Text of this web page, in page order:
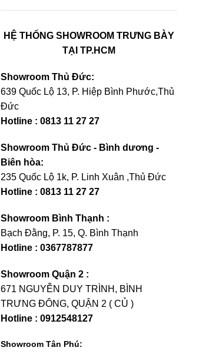
HỆ THỐNG SHOWROOM TRƯNG BÀY
TẠI TP.HCM
Showroom Thủ Đức:
639 Quốc Lộ 13, P. Hiệp Bình Phước,Thủ
Đức
Hotline : 0813 11 27 27
Showroom Thủ Đức - Bình dương -
Biên hòa:
235 Quốc Lộ 1k, P. Linh Xuân ,Thủ Đức
Hotline : 0813 11 27 27
Showroom Bình Thạnh :
Bạch Đằng, P. 15, Q. Bình Thạnh
Hotline : 0367787877
Showroom Quận 2 :
671 NGUYỄN DUY TRÌNH, BÌNH
TRƯNG ĐÔNG, QUẬN 2 ( CỦ )
Hotline : 0912548127
Showroom Tân Phú: